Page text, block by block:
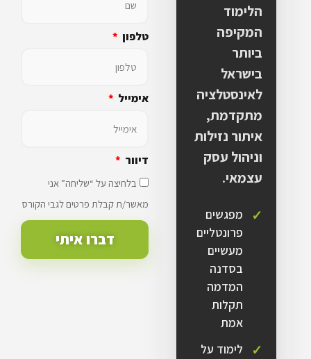
הלימוד
המקיפה
ביותר
בישראל
לאינסטלציה
מתקדמת,
איתור נזילות
וניהול עסק
עצמאי.
מפגשים
פרונטליים
מעשיים
בסדנה
המדמה
תקלות
אמת
לימוד על
טלפון
אימייל
דיוור
בלחיצה על “שליחה” אני
מאשר/ת קבלת פרטים לגבי הקורס
דברו איתי